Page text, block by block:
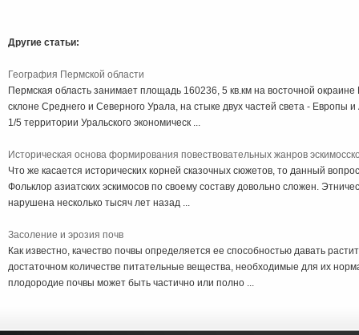
Другие статьи:
География Пермской области
Пермская область занимает площадь 160236, 5 кв.км на восточной
склоне Среднего и Северного Урала, на стыке двух частей света - Европы
1/5 территории Уральского экономическ ...
Историческая основа формирования повествовательных жанров
Что же касается исторических корней сказочных сюжетов, то данный
Фольклор азиатских эскимосов по своему составу довольно сложен.
нарушена несколько тысяч лет назад ...
Засоление и эрозия почв
Как известно, качество почвы определяется ее способностью давать
достаточном количестве питательные вещества, необходимые для их
плодородие почвы может быть частично или полно ...